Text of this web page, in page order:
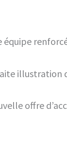
équipe
illustration
offre